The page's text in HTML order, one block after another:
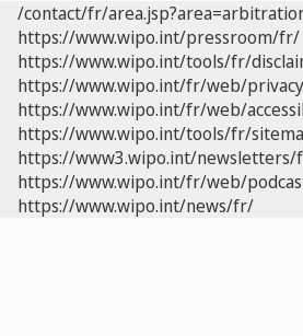
/contact/fr/
https://www.wipo.int/pressroom/fr/
https://www.wipo.int/tools/fr/
https://www.wipo.int/fr/web/
https://www.wipo.int/fr/web/
https://www.wipo.int/tools/fr/
https://www3.wipo.int/
https://www.wipo.int/fr/web/
https://www.wipo.int/news/fr/